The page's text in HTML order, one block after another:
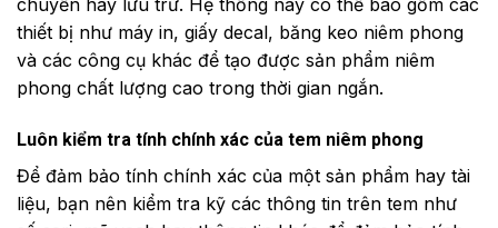
chuyển hay lưu trữ. Hệ thống này có thể bao gồm các
thiết bị như máy in, giấy decal, băng keo niêm phong
và các công cụ khác để tạo được sản phẩm niêm
phong chất lượng cao trong thời gian ngắn.
Luôn kiểm tra tính chính xác của tem niêm phong
Để đảm bảo tính chính xác của một sản phẩm hay tài
liệu, bạn nên kiểm tra kỹ các thông tin trên tem như